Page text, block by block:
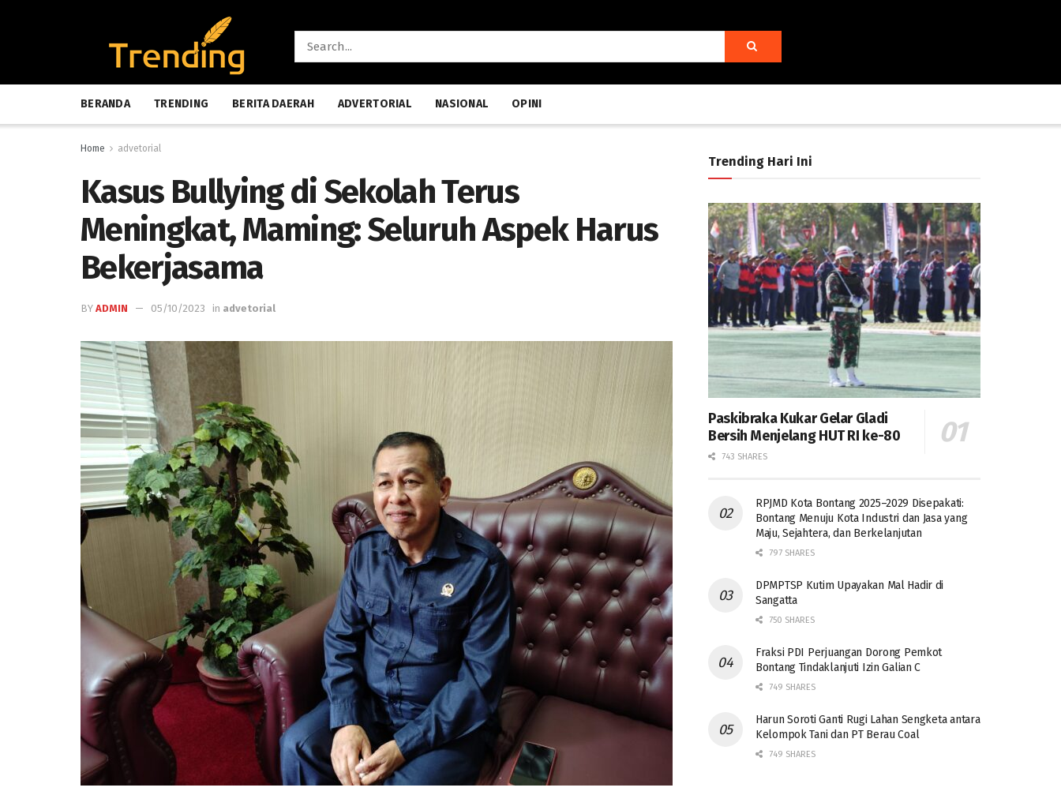
BERANDA TRENDING BERITA DAERAH ADVERTORIAL NASIONAL OPINI
Home advetorial
Kasus Bullying di Sekolah Terus
Meningkat, Maming: Seluruh Aspek Harus
Bekerjasama
BY ADMIN 05/10/2023 in advetorial
Trending Hari Ini
Paskibraka Kukar Gelar Gladi
Bersih Menjelang HUT RI ke-80
743 SHARES
RPJMD Kota Bontang 2025–2029 Disepakati:
Bontang Menuju Kota Industri dan Jasa yang
Maju, Sejahtera, dan Berkelanjutan
797 SHARES
DPMPTSP Kutim Upayakan Mal Hadir di
Sangatta
750 SHARES
Fraksi PDI Perjuangan Dorong Pemkot
Bontang Tindaklanjuti Izin Galian C
749 SHARES
Harun Soroti Ganti Rugi Lahan Sengketa antara
Kelompok Tani dan PT Berau Coal
749 SHARES